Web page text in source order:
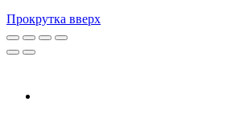
Прокрутка вверх